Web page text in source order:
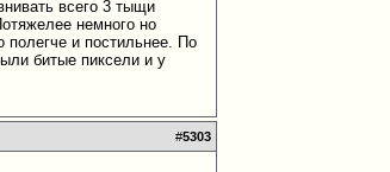
всего 3 тыщи
немного но
полегче и постильнее. По
битые пиксели и у
#5303